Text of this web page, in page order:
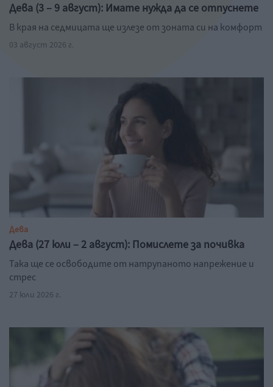
Дева (3 – 9 август): Имате нужда да се отпуснете
В края на седмицата ще излезе от зоната си на комфорт
03 август 2026 г.
Дева
Дева (27 юли – 2 август): Помислете за почивка
Така ще се освободите от натрупаното напрежение и
стрес
27 юли 2026 г.